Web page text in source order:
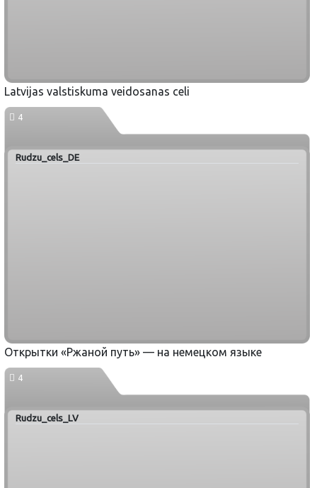
Latvijas valstiskuma veidosanas celi
4
Rudzu_cels_DE
Открытки «Ржаной путь» — на немецком языке
4
Rudzu_cels_LV